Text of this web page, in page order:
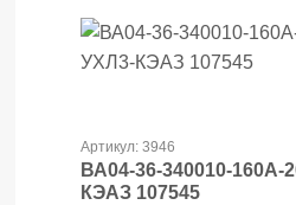
Артикул: 3946
ВА04-36-340010-160А-
КЭАЗ 107545